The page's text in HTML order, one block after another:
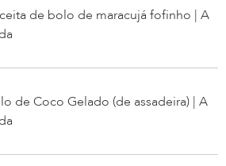
de bolo de maracujá fofinho | A
de Coco Gelado (de assadeira) | A